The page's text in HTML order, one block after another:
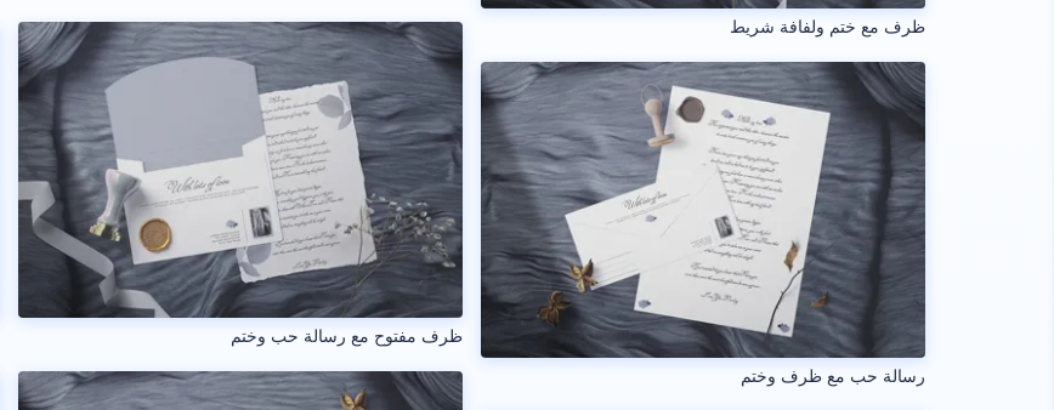
ظرف مع ختم ولفافة شريط
رسالة حب مع ظرف وختم
ظرف مفتوح مع رسالة حب وختم